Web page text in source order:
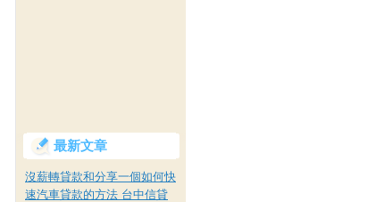
最新文章
沒薪轉貸款和分享一個如何快
速汽車貸款的方法 台中信貸